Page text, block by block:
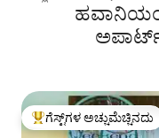
ಗೆಸ್ಟ್‌ಗಳಿಗೆ ಅತಿ ಹೆಚ್ಚು
ಗೆಸ್ಟ್‌ಗಳ ಅಚ್ಚುಮೆಚ್ಚಿನದು